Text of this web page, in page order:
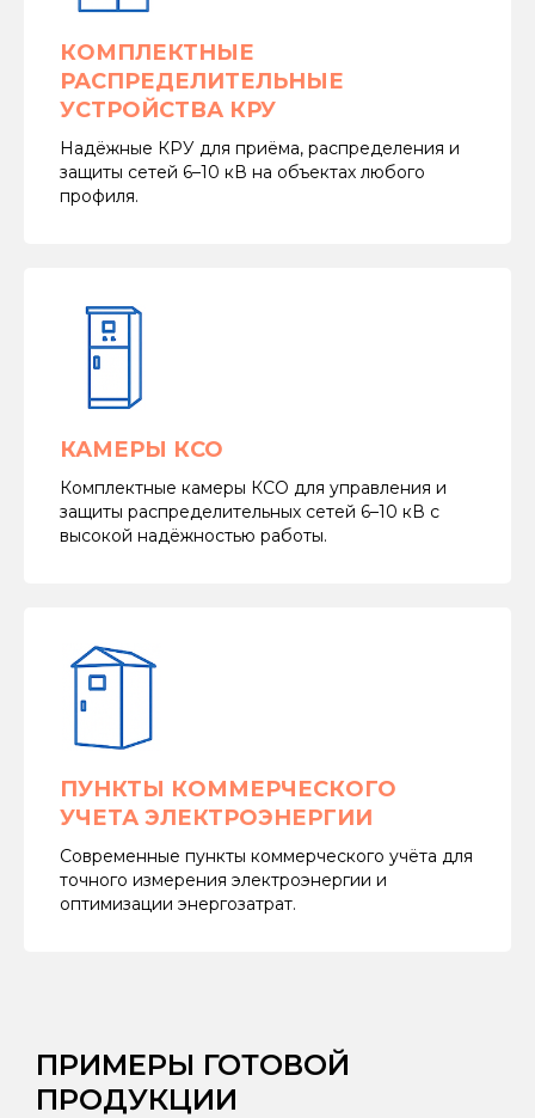
КОМПЛЕКТНЫЕ
РАСПРЕДЕЛИТЕЛЬНЫЕ
УСТРОЙСТВА КРУ
Надёжные КРУ для приёма, распределения и
защиты сетей 6–10 кВ на объектах любого
профиля.
КАМЕРЫ КСО
Комплектные камеры КСО для управления и
защиты распределительных сетей 6–10 кВ с
высокой надёжностью работы.
ПУНКТЫ КОММЕРЧЕСКОГО
УЧЕТА ЭЛЕКТРОЭНЕРГИИ
Современные пункты коммерческого учёта для
точного измерения электроэнергии и
оптимизации энергозатрат.
ПРИМЕРЫ ГОТОВОЙ
ПРОДУКЦИИ